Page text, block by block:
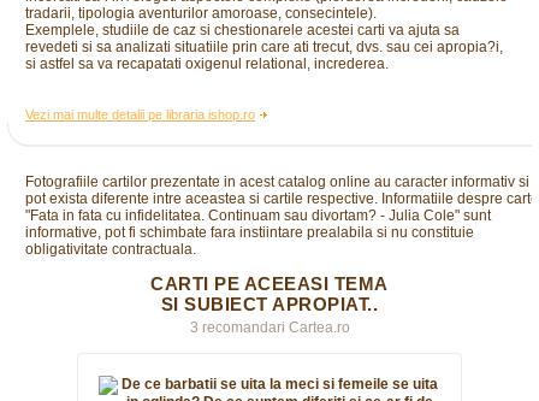
tradarii, tipologia aventurilor amoroase, consecintele).
Exemplele, studiile de caz si chestionarele acestei carti va ajuta sa
revedeti si sa analizati situatiile prin care ati trecut, dvs. sau cei apropia?i,
si astfel sa va recapatati oxigenul relational, increderea.
Vezi mai multe detalii pe libraria ishop.ro
Fotografiile cartilor prezentate in acest catalog online au caracter informativ si
pot exista diferente intre aceastea si cartile respective. Informatiile despre
"Fata in fata cu infidelitatea. Continuam sau divortam? - Julia Cole" sunt
informative, pot fi schimbate fara instiintare prealabila si nu constituie
obligativitate contractuala.
CARTI PE ACEEASI TEMA
SI SUBIECT APROPIAT..
3 recomandari Cartea.ro